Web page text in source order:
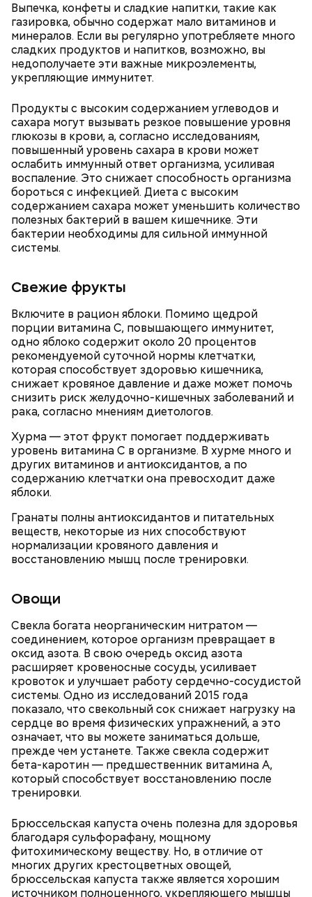
Выпечка, конфеты и сладкие напитки, такие как
газировка, обычно содержат мало витаминов и
минералов. Если вы регулярно употребляете много
сладких продуктов и напитков, возможно, вы
недополучаете эти важные микроэлементы,
укрепляющие иммунитет.
Продукты с высоким содержанием углеводов и
сахара могут вызывать резкое повышение уровня
глюкозы в крови, а, согласно исследованиям,
повышенный уровень сахара в крови может
ослабить иммунный ответ организма, усиливая
воспаление. Это снижает способность организма
бороться с инфекцией. Диета с высоким
содержанием сахара может уменьшить количество
полезных бактерий в вашем кишечнике. Эти
бактерии необходимы для сильной иммунной
системы.
Свежие фрукты
Включите в рацион яблоки. Помимо щедрой
порции витамина С, повышающего иммунитет,
одно яблоко содержит около 20 процентов
рекомендуемой суточной нормы клетчатки,
которая способствует здоровью кишечника,
снижает кровяное давление и даже может помочь
снизить риск желудочно-кишечных заболеваний и
рака, согласно мнениям диетологов.
Хурма — этот фрукт помогает поддерживать
уровень витамина С в организме. В хурме много и
других витаминов и антиоксидантов, а по
содержанию клетчатки она превосходит даже
яблоки.
Гранаты полны антиоксидантов и питательных
веществ, некоторые из них способствуют
нормализации кровяного давления и
восстановлению мышц после тренировки.
Овощи
Свекла богата неорганическим нитратом —
соединением, которое организм превращает в
оксид азота. В свою очередь оксид азота
расширяет кровеносные сосуды, усиливает
кровоток и улучшает работу сердечно-сосудистой
системы. Одно из исследований 2015 года
показало, что свекольный сок снижает нагрузку на
сердце во время физических упражнений, а это
означает, что вы можете заниматься дольше,
прежде чем устанете. Также свекла содержит
бета-каротин — предшественник витамина А,
который способствует восстановлению после
тренировки.
Брюссельская капуста очень полезна для здоровья
благодаря сульфорафану, мощному
фитохимическому веществу. Но, в отличие от
многих других крестоцветных овощей,
брюссельская капуста также является хорошим
источником полноценного, укрепляющего мышцы
людям с ослабленной иммунной системой;
пожилым;
детям.
— Там может содержаться огромное количество
нитратов, которое вызовет головокружение,
гипоксию и ухудшение физического состояния, —
предостерегла Соломатина.
Также не нужно есть дыню до корки, потому что
именно там скапливаются нитраты. И важно
тщательно ее мыть, чтобы не отравиться, добавила
собеседница «ВМ».